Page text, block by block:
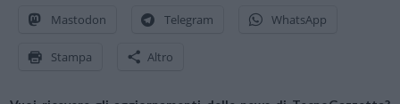
Mastodon Telegram WhatsApp
Stampa Altro